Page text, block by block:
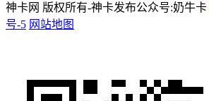
神卡网 版权所有-神卡发布公众号:奶牛卡
号-5 网站地图